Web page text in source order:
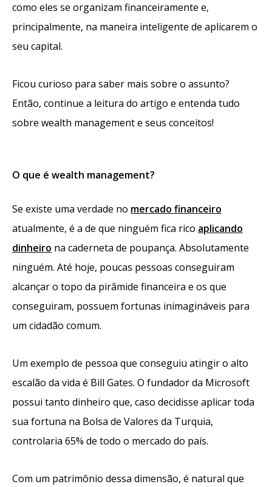
como eles se organizam financeiramente e,
principalmente, na maneira inteligente de aplicarem o
seu capital.
Ficou curioso para saber mais sobre o assunto?
Então, continue a leitura do artigo e entenda tudo
sobre wealth management e seus conceitos!
O que é wealth management?
Se existe uma verdade no mercado financeiro
atualmente, é a de que ninguém fica rico aplicando
dinheiro na caderneta de poupança. Absolutamente
ninguém. Até hoje, poucas pessoas conseguiram
alcançar o topo da pirâmide financeira e os que
conseguiram, possuem fortunas inimagináveis para
um cidadão comum.
Um exemplo de pessoa que conseguiu atingir o alto
escalão da vida é Bill Gates. O fundador da Microsoft
possui tanto dinheiro que, caso decidisse aplicar toda
sua fortuna na Bolsa de Valores da Turquia,
controlaria 65% de todo o mercado do país.
Com um patrimônio dessa dimensão, é natural que